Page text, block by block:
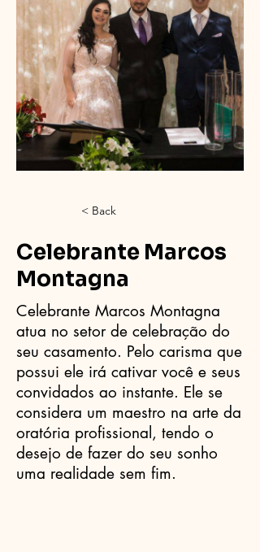
< Back
Celebrante Marcos
Montagna
Celebrante Marcos Montagna
atua no setor de celebração do
seu casamento. Pelo carisma que
possui ele irá cativar você e seus
convidados ao instante. Ele se
considera um maestro na arte da
oratória profissional, tendo o
desejo de fazer do seu sonho
uma realidade sem fim.